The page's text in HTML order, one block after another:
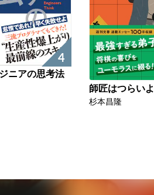
4
ニアの思考法
師匠はつらいよ
杉本昌隆